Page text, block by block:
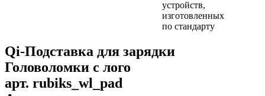
устройств,
изготовленных
по стандарту
Qi-Подставка для зарядки
Головоломки с лого
арт. rubiks_wl_pad